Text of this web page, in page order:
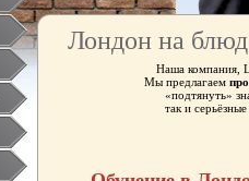
Лондон на
Наша компания,
Мы предлагаем
«подтянуть»
так и